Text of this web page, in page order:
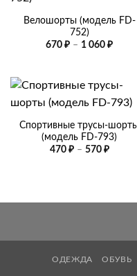
Велошорты (модель FD-
752)
670 ₽ – 1 060 ₽
060 ₽
Спортивные трусы-
(модель FD-793)
470 ₽ – 570 ₽
ОДЕЖДА ОБУВЬ